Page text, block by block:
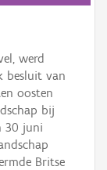
werd
besluit van
oosten
bij
30 juni
Britse